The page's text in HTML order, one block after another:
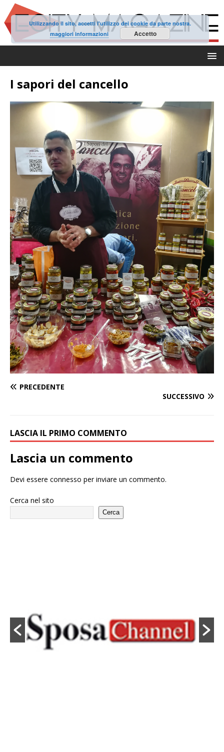
I sapori del cancello
PRECEDENTE
SUCCESSIVO
LASCIA IL PRIMO COMMENTO
Lascia un commento
Devi essere connesso per inviare un commento.
Cerca nel sito
Cerca
Utilizzando il sito, accetti l'utilizzo dei cookie da parte nostra.
maggiori informazioni
Accetto